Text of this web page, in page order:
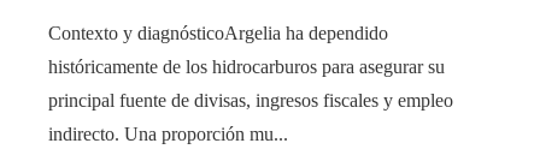
Contexto y diagnósticoArgelia ha dependido
históricamente de los hidrocarburos para asegurar su
principal fuente de divisas, ingresos fiscales y empleo
indirecto. Una proporción mu...